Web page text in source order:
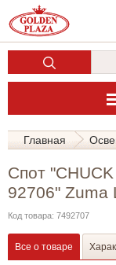
Главная
Спот
92706" Zuma
Код товара: 7492707
Все о товаре